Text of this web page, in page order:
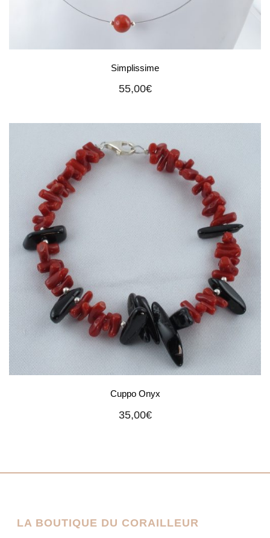
Simplissime
55,00€
Cuppo Onyx
35,00€
LA BOUTIQUE DU CORAILLEUR